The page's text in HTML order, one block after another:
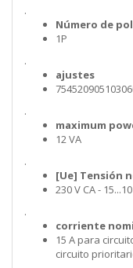
.
Número de
1P
.
ajustes
.
maximum
12 VA
.
[Ue] Tensión
230 V CA -
.
corriente
15 A para
circuito